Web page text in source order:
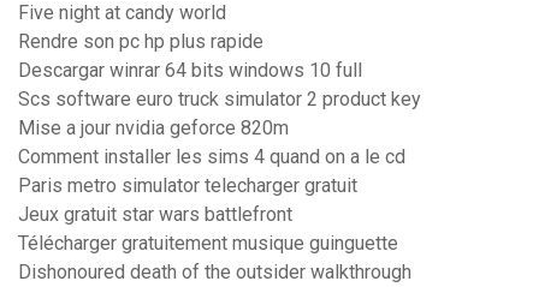
Five night at candy world
Rendre son pc hp plus rapide
Descargar winrar 64 bits windows 10 full
Scs software euro truck simulator 2 product key
Mise a jour nvidia geforce 820m
Comment installer les sims 4 quand on a le cd
Paris metro simulator telecharger gratuit
Jeux gratuit star wars battlefront
Télécharger gratuitement musique guinguette
Dishonoured death of the outsider walkthrough